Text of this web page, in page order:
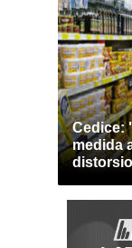
Cedice:
medida